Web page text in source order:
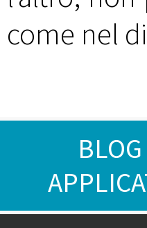
come nel
BLOG